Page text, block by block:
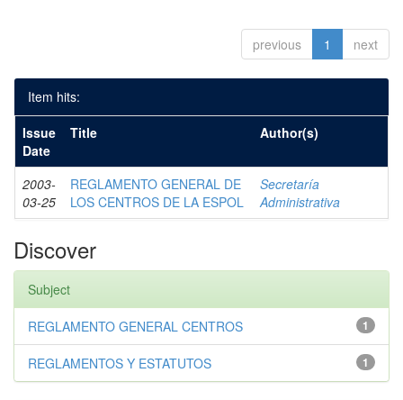
previous 1 next
Item hits:
Issue
Date
Title Author(s)
2003-
03-25
REGLAMENTO GENERAL DE
LOS CENTROS DE LA ESPOL
Secretaría
Administrativa
Discover
Subject
1
REGLAMENTO GENERAL CENTROS
1
REGLAMENTOS Y ESTATUTOS